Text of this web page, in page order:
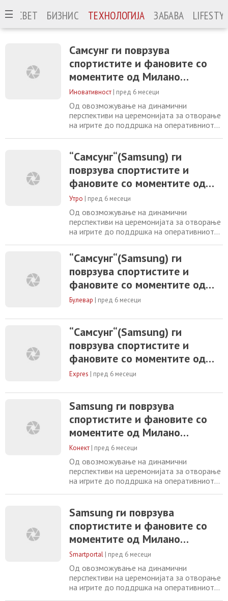
СВЕТ БИЗНИС ТЕХНОЛОГИЈА ЗАБАВА
Самсунг ги поврзува
спортистите и фановите со
моментите од Милано
Кортина 2026 преку мобилна
иновација
Иновативност | пред 6 месеци
Од овозможување на динамични
перспективи на церемонијата за отворање
на игрите до поддршка на оперативниот
Параолимписки Игри носејќи ги
спортистите, фановите и заедниците
поблиску до игрите Компанијата “Самсунг
Електроникс“ ( Samsung Electronics Co.,
“Самсунг“(Samsung) ги
поврзува спортистите и
фановите со моментите од
Милано Кортина 2026 преку
мобилна иновација
Утро | пред 6 месеци
Од овозможување на динамични
перспективи на церемонијата за отворање
на игрите до поддршка на оперативниот
помага за Светските Олимписки и
Параолимписки Игри носејќи ги
спортистите, фановите и заедниците
поблиску до игрите Скопје, 4 февруари
2026 година – Компанијата “Самсунг
Електроникс“ ( Samsung Electronics
“Самсунг“(Samsung) ги
поврзува спортистите и
фановите со моментите од
Милано Кортина 2026 преку
Булевар | пред 6 месеци
“Самсунг“(Samsung) ги
поврзува спортистите и
фановите со моментите од
Милано Кортина 2026 преку
Expres | пред 6 месеци
Samsung ги поврзува
спортистите и фановите со
моментите од Милано
Кортина 2026 преку мобилна
иновација
Конект | пред 6 месеци
Од овозможување на динамични
перспективи на церемонијата за отворање
на игрите до поддршка на оперативниот
Параолимписки Игри носејќи ги
спортистите, фановите и заедниците
поблиску до игрите Компанијата Samsung
Electronics, Светски Олимписки и
информираше
Samsung ги поврзува
спортистите и фановите со
моментите од Милано
Кортина 2026 преку мобилна
иновација
Smartportal | пред 6 месеци
Од овозможување на динамични
перспективи на церемонијата за отворање
на игрите до поддршка на оперативниот